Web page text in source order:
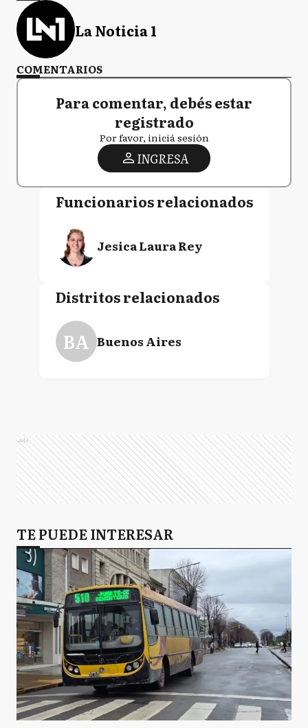
La Noticia 1
COMENTARIOS
Para comentar, debés estar
registrado
Por favor, iniciá sesión
INGRESA
Funcionarios relacionados
Jesica Laura Rey
Distritos relacionados
BA Buenos Aires
Ads
TE PUEDE INTERESAR